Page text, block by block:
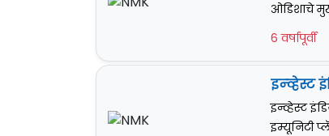
ओडिशाचे
6 वर्षापूर्वी
इन्व्हेस्ट
इन्व्हेस्ट
इम्यूनिटी